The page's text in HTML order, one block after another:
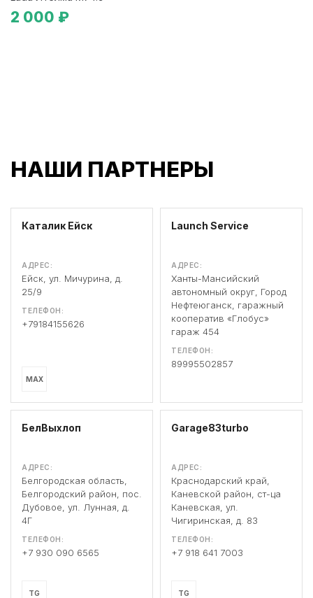
2 000 ₽
НАШИ ПАРТНЕРЫ
Каталик Ейск
АДРЕС:
Ейск, ул. Мичурина, д.
25/9
ТЕЛЕФОН:
+79184155626
MAX
Launch Service
АДРЕС:
Ханты-Мансийский
автономный округ, Город
Нефтеюганск, гаражный
кооператив «Глобус»
гараж 454
ТЕЛЕФОН:
89995502857
БелВыхлоп
АДРЕС:
Белгородская область,
Белгородский район, пос.
Дубовое, ул. Лунная, д.
4Г
ТЕЛЕФОН:
+7 930 090 6565
TG
Garage83turbo
АДРЕС:
Краснодарский край,
Каневской район, ст-ца
Каневская, ул.
Чигиринская, д. 83
ТЕЛЕФОН:
+7 918 641 7003
TG